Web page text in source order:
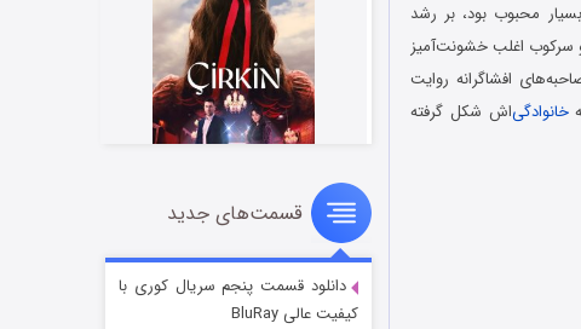
که بسیار محبوب بود، بر رشد
سرکوب اغلب خشونت‌آمیز
افشاگرانه روایت
خانوادگی‌اش شکل گرفته
سریال زشت
قسمت۲ (زیرنویس) منتشر شد
قسمت‌های جدید
دانلود قسمت پنجم سریال کوری با
کیفیت عالی BluRay